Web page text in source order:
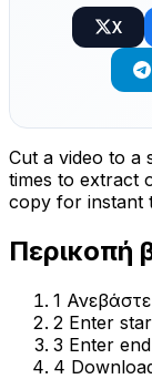
X
Cut a video to a
times to extract
copy for instant
Περικοπή
1
2 Enter
3 Enter
4